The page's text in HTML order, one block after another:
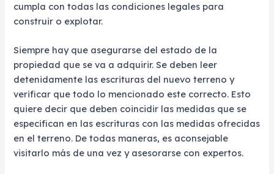
cumpla con todas las condiciones legales para
construir o explotar.
Siempre hay que asegurarse del estado de la
propiedad que se va a adquirir. Se deben leer
detenidamente las escrituras del nuevo terreno y
verificar que todo lo mencionado este correcto. Esto
quiere decir que deben coincidir las medidas que se
especifican en las escrituras con las medidas ofrecidas
en el terreno. De todas maneras, es aconsejable
visitarlo más de una vez y asesorarse con expertos.